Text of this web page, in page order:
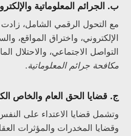
ب. الجرائم المعلوماتية
مع التحول الرقمي الشامل، زادت
الإلكتروني، واختراق المواقع،
التواصل الاجتماعي، والاحتلال
مكافحة جرائم المعلوماتية.
ج. قضايا الحق العام والخاص
وتشمل قضايا الاعتداء على
وقضايا المخدرات والمؤثرات